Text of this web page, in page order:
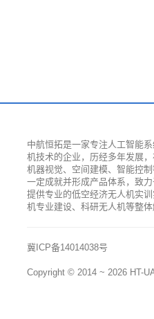
中航恒拓是一家专注人工智能
机技术的企业，历经多年发展，
机器视觉、空间建模、智能控
一定成就并形成产品体系，致
提供专业的低空经济无人机实
机专业建设、科研无人机等整体
冀ICP备14014038号
Copyright © 2014 ~ 2026 HT-